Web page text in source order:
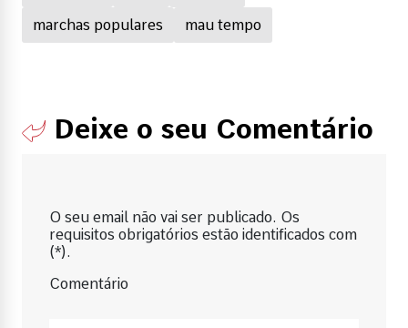
marchas populares mau tempo
Deixe o seu Comentário
O seu email não vai ser publicado. Os
requisitos obrigatórios estão identificados com
(*).
Comentário